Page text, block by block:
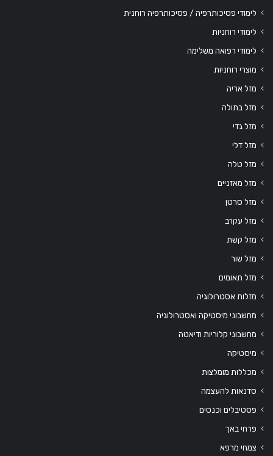
לימודי פסיכותרפיה / פסיכותרפיה רוחנית
לימודי רוחניות
לימודי רפואה משלימה
מוצרי רוחניות
מזל אריה
מזל בתולה
מזל גדי
מזל דלי
מזל טלה
מזל מאזניים
מזל סרטן
מזל עקרב
מזל קשת
מזל שור
מזל תאומים
מזלות אסטרולוגיה
מחשבוני מיסטיקה ואסטרולוגיה
מחשבוני קלוריות ודיאטה
מיסטיקה
מכללות מומלצות
סדנאות להעצמה
פסטיבלים וכנסים
פרחי באך
צמחי מרפא